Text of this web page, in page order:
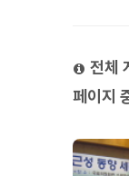
전체
페이지